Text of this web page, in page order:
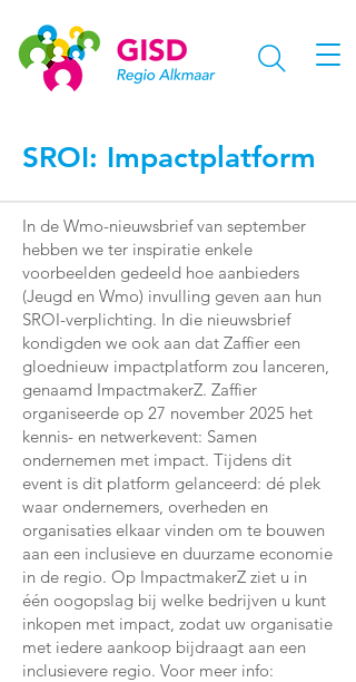
SROI: Impactplatform
In de Wmo-nieuwsbrief van september
hebben we ter inspiratie enkele
voorbeelden gedeeld hoe aanbieders
(Jeugd en Wmo) invulling geven aan hun
SROI-verplichting. In die nieuwsbrief
kondigden we ook aan dat Zaffier een
gloednieuw impactplatform zou lanceren,
genaamd ImpactmakerZ. Zaffier
organiseerde op 27 november 2025 het
kennis- en netwerkevent: Samen
ondernemen met impact. Tijdens dit
event is dit platform gelanceerd: dé plek
waar ondernemers, overheden en
organisaties elkaar vinden om te bouwen
aan een inclusieve en duurzame economie
in de regio. Op ImpactmakerZ ziet u in
één oogopslag bij welke bedrijven u kunt
inkopen met impact, zodat uw organisatie
met iedere aankoop bijdraagt aan een
inclusievere regio. Voor meer info: